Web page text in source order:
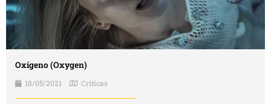
Oxígeno (Oxygen)
18/05/2021 Críticas